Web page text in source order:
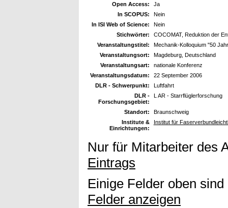
Open Access:
Ja
In SCOPUS:
Nein
In ISI Web of Science:
Nein
Stichwörter:
COCOMAT, Reduktion der
Veranstaltungstitel:
Mechanik-Kolloquium "50
Veranstaltungsort:
Magdeburg, Deutschland
Veranstaltungsart:
nationale Konferenz
Veranstaltungsdatum:
22 September 2006
DLR - Schwerpunkt:
Luftfahrt
DLR -
Forschungsgebiet:
L AR - Starrflüglerforschung
Standort:
Braunschweig
Institute &
Einrichtungen:
Institut für
Nur für Mitarbeiter des
Eintrags
Einige Felder oben
Felder anzeigen